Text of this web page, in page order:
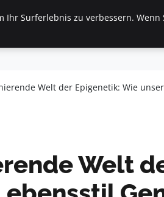
Startseite Allgemein
Welt der Epigenetik: Wie
Welt
Ihr Surferlebnis zu verbessern.